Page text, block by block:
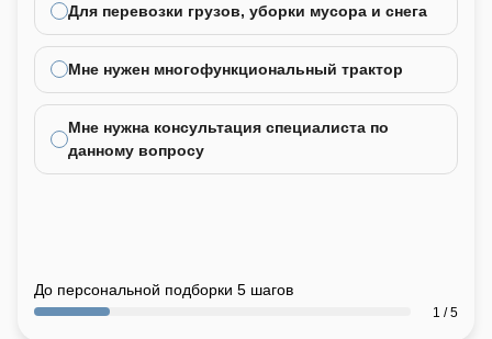
Для перевозки грузов, уборки мусора и снега
Мне нужен многофункциональный трактор
Мне нужна консультация специалиста по
данному вопросу
До персональной подборки 5 шагов
1 / 5